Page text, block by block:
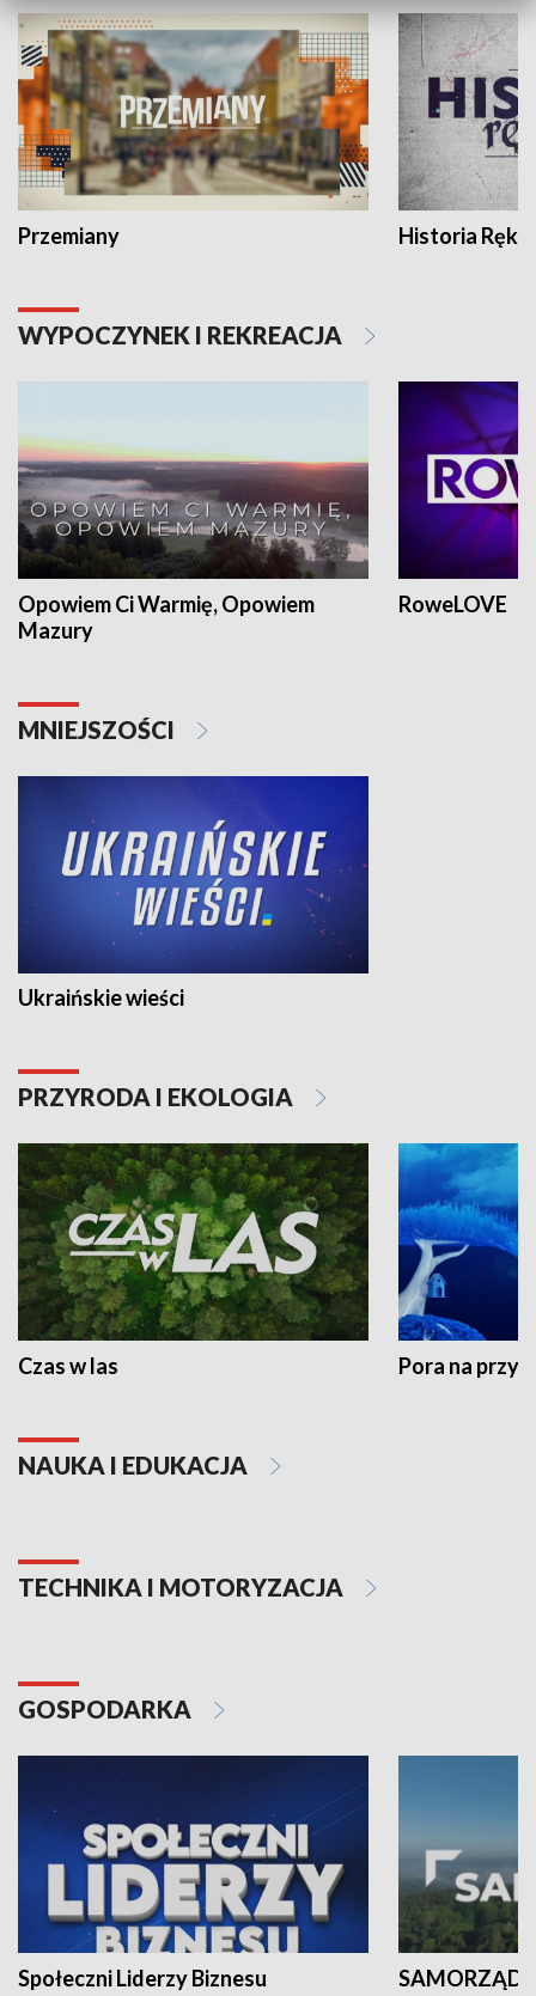
Przemiany Historia Ręką
WYPOCZYNEK I REKREACJA
Opowiem Ci Warmię, Opowiem
Mazury
RoweLOVE
MNIEJSZOŚCI
Ukraińskie wieści
PRZYRODA I EKOLOGIA
Czas w las Pora na
NAUKA I EDUKACJA
TECHNIKA I MOTORYZACJA
GOSPODARKA
Społeczni Liderzy Biznesu SAMORZĄD